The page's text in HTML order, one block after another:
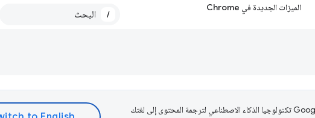
الميزات الجديدة في Chrome
/
تستخدم Google تكنولوجيا الذكاء الاصطناعي لترجمة المحتوى إلى لغتك